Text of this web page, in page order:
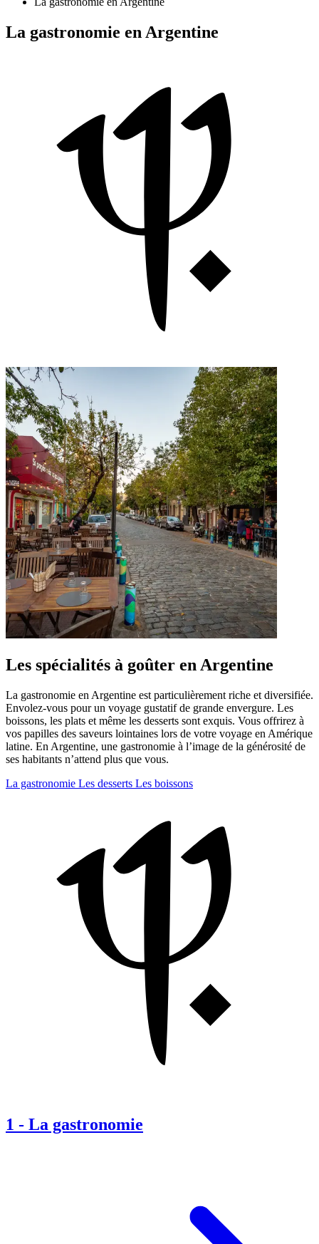
La gastronomie en Argentine
Les spécialités à goûter en Argentine
La gastronomie en Argentine est particulièrement riche et diversifiée.
Envolez-vous pour un voyage gustatif de grande envergure. Les
boissons, les plats et même les desserts sont exquis. Vous offrirez à
vos papilles des saveurs lointaines lors de votre voyage en Amérique
latine. En Argentine, une gastronomie à l’image de la générosité de
ses habitants n’attend plus que vous.
La gastronomie Les desserts Les boissons
1 - La gastronomie